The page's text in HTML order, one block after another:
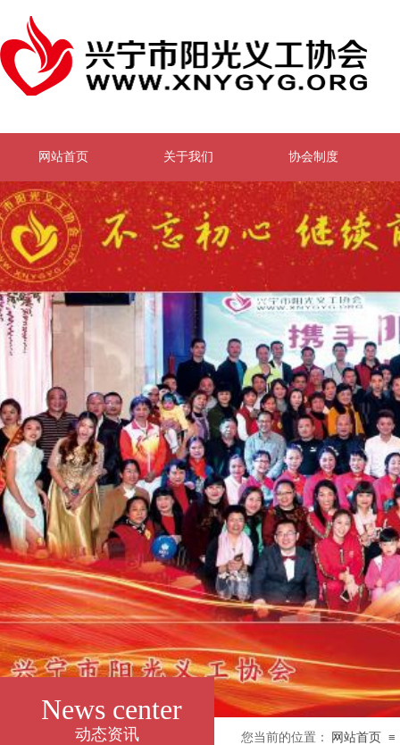
网站首页 关于我们 协会制度
News center
动态资讯 您当前的位置： 网站首页 ≡